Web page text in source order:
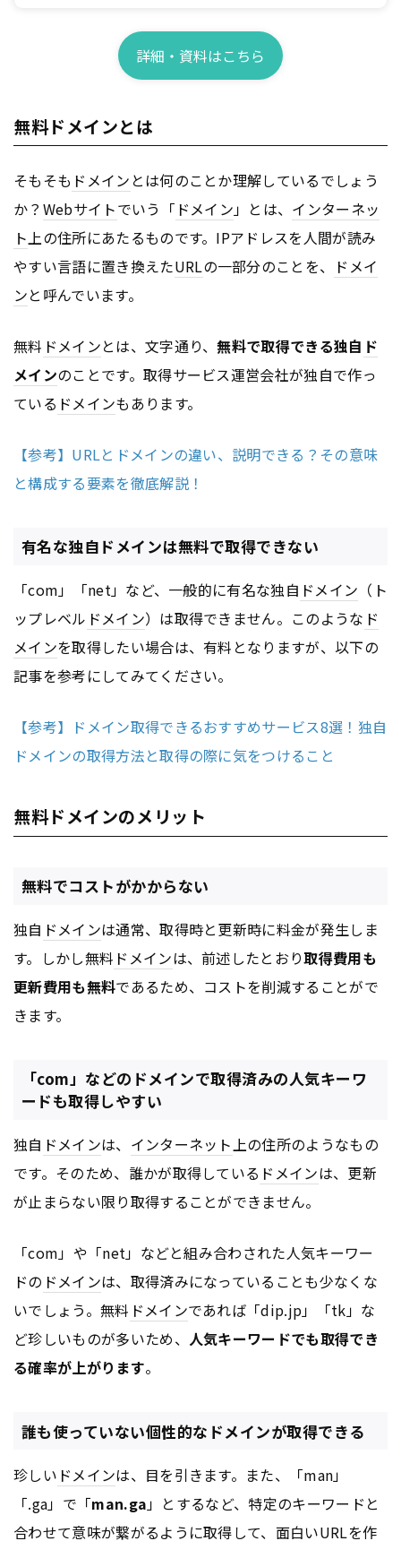
詳細・資料はこちら
無料ドメインとは
そもそも ドメイン とは何のことか理解しているでしょう
か？ Webサイトでいう「 ドメイン」とは、 インターネッ
ト上の住所にあたるものです。IPアドレスを人間が読み
やすい言語に置き換えたURLの一部分のことを、 ドメイ
ンと呼んでいます。
無料 ドメインとは、文字通り、無料で取得できる独自 ド
メインのことです。取得サービス運営会社が独自で作っ
ている ドメインもあります。
【参考】URLとドメインの違い、説明できる？その意味
と構成する要素を徹底解説！
有名な独自ドメインは無料で取得できない
「com」「net」など、一般的に有名な独自 ドメイン （ト
ップレベル ドメイン）は取得できません。このような ド
メインを取得したい場合は、有料となりますが、以下の
記事を参考にしてみてください。
【参考】ドメイン取得できるおすすめサービス8選！独自
ドメインの取得方法と取得の際に気をつけること
無料ドメインのメリット
無料でコストがかからない
独自 ドメインは通常、取得時と更新時に料金が発生しま
す。しかし無料 ドメインは、前述したとおり取得費用も
更新費用も無料であるため、コストを削減することがで
きます。
「com」などのドメインで取得済みの人気キーワ
ードも取得しやすい
独自 ドメインは、 インターネット上の住所のようなもの
です。そのため、誰かが取得している ドメインは、更新
が止まらない限り取得することができません。
「com」や「net」などと組み合わされた人気キーワー
ドの ドメインは、取得済みになっていることも少なくな
いでしょう。無料 ドメインであれば「dip.jp」「tk」な
ど珍しいものが多いため、 人気キーワードでも取得でき
る確率が上がります。
誰も使っていない個性的なドメインが取得できる
珍しい ドメインは、目を引きます。また、「man」
「.ga」で「man.ga 」とするなど、特定のキーワードと
合わせて意味が繋がるように取得して、面白いURLを作